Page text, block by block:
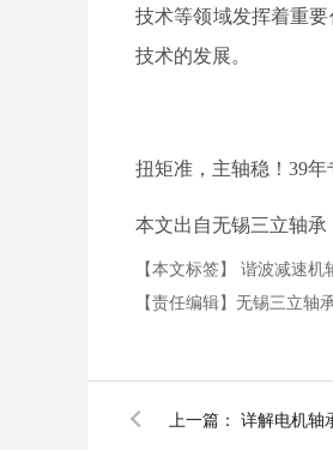
技术等领域发挥着重
技术的发展。
扭矩准，主轴稳！39年
本文出自无锡三立轴承
【本文标签】 谐波减速机
【责任编辑】 无锡三立轴
上一篇：